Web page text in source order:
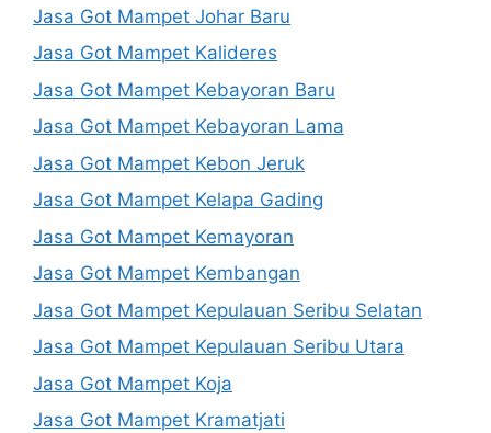
Jasa Got Mampet Johar Baru
Jasa Got Mampet Kalideres
Jasa Got Mampet Kebayoran Baru
Jasa Got Mampet Kebayoran Lama
Jasa Got Mampet Kebon Jeruk
Jasa Got Mampet Kelapa Gading
Jasa Got Mampet Kemayoran
Jasa Got Mampet Kembangan
Jasa Got Mampet Kepulauan Seribu Selatan
Jasa Got Mampet Kepulauan Seribu Utara
Jasa Got Mampet Koja
Jasa Got Mampet Kramatjati